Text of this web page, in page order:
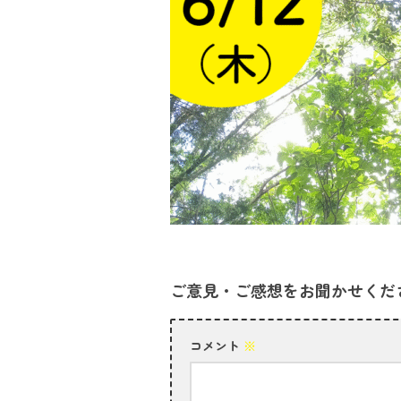
ご意見・ご感想をお聞かせくだ
コメント ※